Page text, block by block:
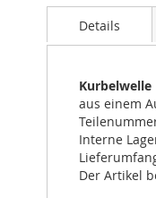
Anfang
Bildergalerie
Details
Kurbelwelle
aus einem
Interne
Der Artikel